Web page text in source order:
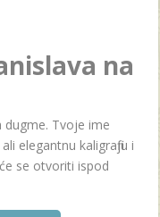
na
Tvoje ime
elegantnu kaligrafiju i
se otvoriti ispod